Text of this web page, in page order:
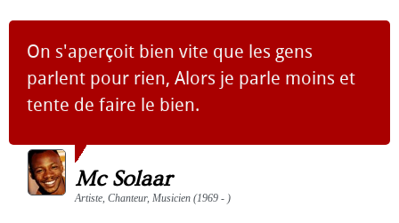
On s'aperçoit bien vite que les gens
parlent pour rien, Alors je parle moins et
tente de faire le bien.
Mc Solaar
Artiste, Chanteur, Musicien (1969 - )